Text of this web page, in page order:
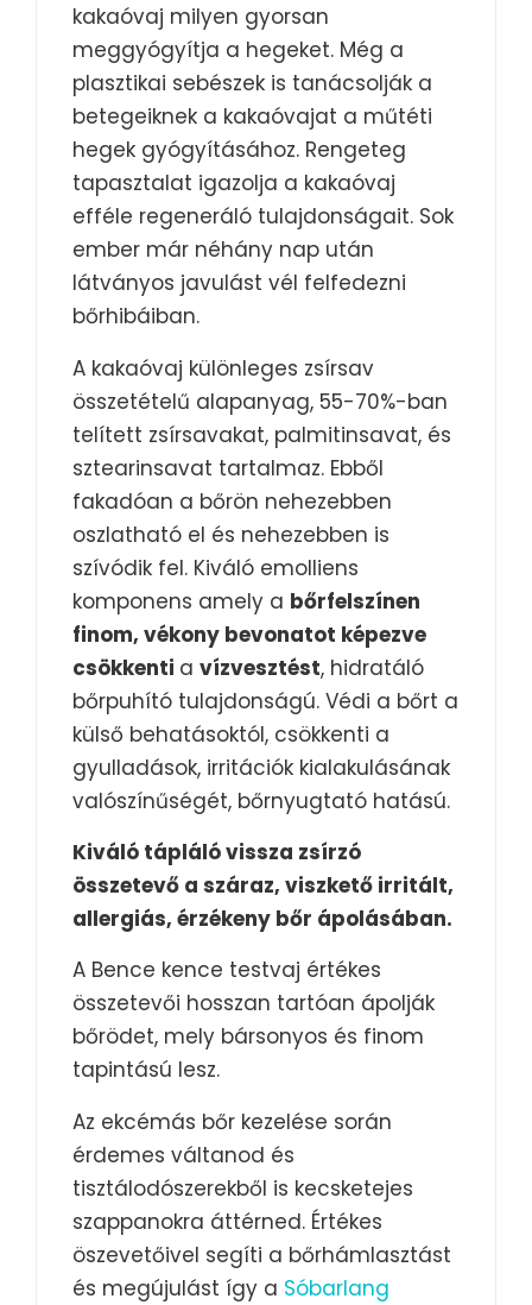
kakaóvaj milyen gyorsan
meggyógyítja a hegeket. Még a
plasztikai sebészek is tanácsolják a
betegeiknek a kakaóvajat a műtéti
hegek gyógyításához. Rengeteg
tapasztalat igazolja a kakaóvaj
efféle regeneráló tulajdonságait. Sok
ember már néhány nap után
látványos javulást vél felfedezni
bőrhibáiban.
A kakaóvaj különleges zsírsav
összetételű alapanyag, 55-70%-ban
telített zsírsavakat, palmitinsavat, és
sztearinsavat tartalmaz. Ebből
fakadóan a bőrön nehezebben
oszlatható el és nehezebben is
szívódik fel. Kiváló emolliens
komponens amely a bőrfelszínen
finom, vékony bevonatot képezve
csökkenti a vízvesztést, hidratáló
bőrpuhító tulajdonságú. Védi a bőrt a
külső behatásoktól, csökkenti a
gyulladások, irritációk kialakulásának
valószínűségét, bőrnyugtató hatású.
Kiváló tápláló vissza zsírzó
összetevő a száraz, viszkető irritált,
allergiás, érzékeny bőr ápolásában.
A Bence kence testvaj értékes
összetevői hosszan tartóan ápolják
bőrödet, mely bársonyos és finom
tapintású lesz.
Az ekcémás bőr kezelése során
érdemes váltanod és
tisztálodószerekből is kecsketejes
szappanokra áttérned. Értékes
öszevetőivel segíti a bőrhámlasztást
és megújulást így a Sóbarlang